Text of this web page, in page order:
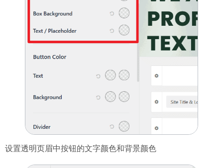
设置透明页眉中按钮的文字颜色和背景颜色